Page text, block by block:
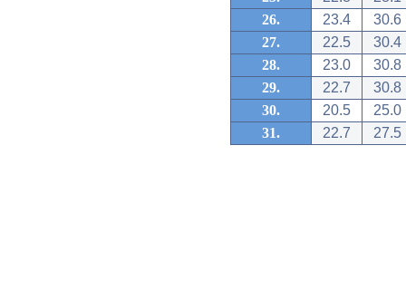
26.
23.4
30.6
27.
22.5
30.4
28.
23.0
30.8
29.
22.7
30.8
30.
20.5
25.0
31.
22.7 27.5